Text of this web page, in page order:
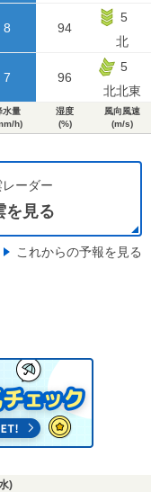
8 94
5
北
7 96
5
北北東
水量
h)
湿度
(%)
風向風速
(m/s)
ーダー
を見る
これからの予報を見る
)